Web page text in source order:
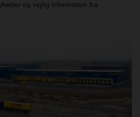
og vigtig information fra